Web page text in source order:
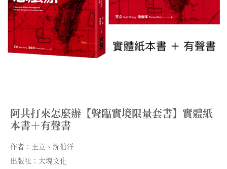
阿共打來怎麼辦【聲臨實境限量套書】實體紙
本書＋有聲書
作者：王立、沈伯洋
出版社：大塊文化